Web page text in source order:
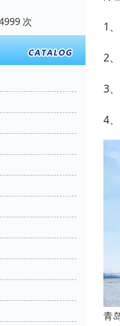
次 1
2
3
4
青